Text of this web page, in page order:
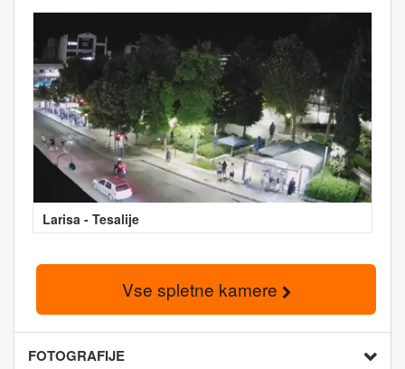
Larisa - Tesalije
Vse spletne kamere
FOTOGRAFIJE